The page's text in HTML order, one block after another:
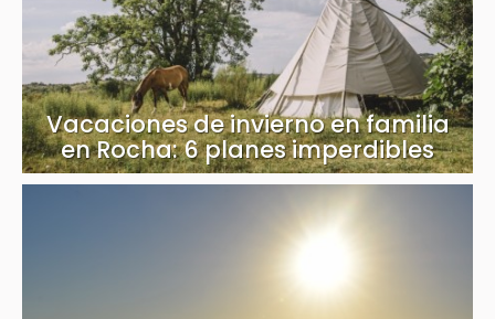
Vacaciones de invierno en familia
en Rocha: 6 planes imperdibles